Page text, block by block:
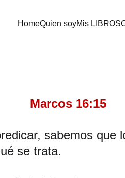
HomeQuien soyMis LIBROS
el
sabemos que
se trata.